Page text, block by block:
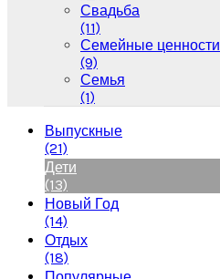
Свадьба
(11)
Семейные ценности
(9)
Семья
(1)
Выпускные
(21)
Дети
(13)
Новый Год
(14)
Отдых
(18)